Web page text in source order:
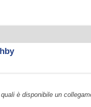
è disponibile un